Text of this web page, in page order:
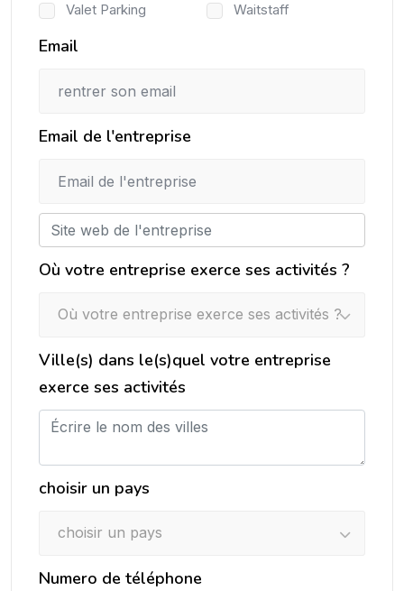
Valet Parking
Waitstaff
Email
Email de l'entreprise
Où votre entreprise exerce ses activités ?
Où votre entreprise exerce ses activités ?
Ville(s) dans le(s)quel votre entreprise
exerce ses activités
choisir un pays
choisir un pays
Numero de téléphone